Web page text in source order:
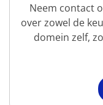
Neem contact
over zowel de
domein zelf,